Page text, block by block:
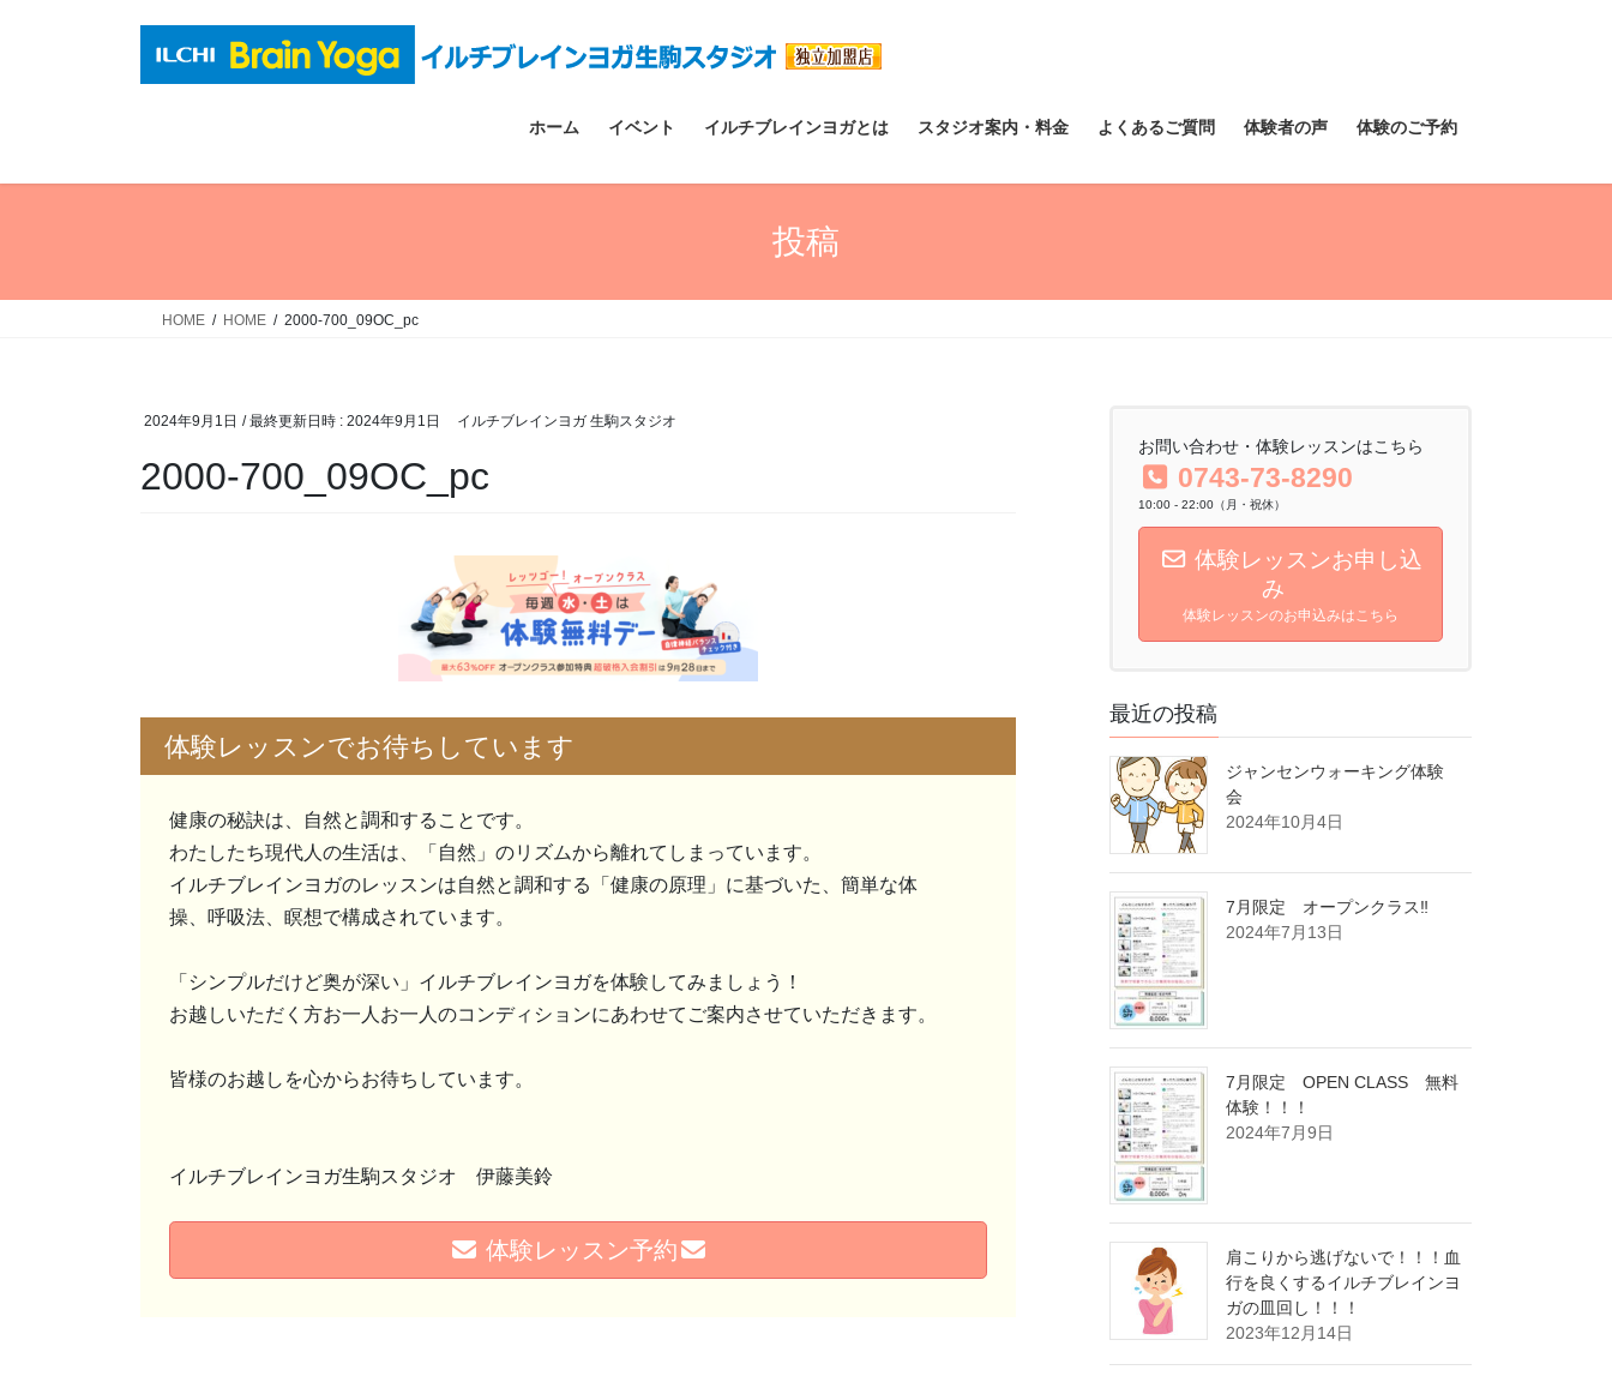
ス
ン
ホーム イベント イルチブレインヨガとは スタジオ案内・料金 よくあるご質問 体験者の声 体験のご予約
投稿
HOME HOME 2000-700_09OC_pc
2024年9月1日 / 最終更新日時 : 2024年9月1日 イルチブレインヨガ 生駒スタジオ
2000-700_09OC_pc
体験レッスンでお待ちしています
健康の秘訣は、自然と調和することです。
わたしたち現代人の生活は、「自然」のリズムから離れてしまっています。
イルチブレインヨガのレッスンは自然と調和する「健康の原理」に基づいた、簡単な体
操、呼吸法、瞑想で構成されています。
「シンプルだけど奥が深い」イルチブレインヨガを体験してみましょう！
お越しいただく方お一人お一人のコンディションにあわせてご案内させていただきます。
皆様のお越しを心からお待ちしています。
イルチブレインヨガ生駒スタジオ 伊藤美鈴
体験レッスン予約
お問い合わせ・体験レッスンはこちら
0743-73-8290
10:00 - 22:00（月・祝休）
体験レッスンお申し込
み
体験レッスンのお申込みはこちら
最近の投稿
ジャンセンウォーキング体験
会
2024年10月4日
7月限定 オープンクラス‼
2024年7月13日
7月限定 OPEN CLASS 無料
体験！！！
2024年7月9日
肩こりから逃げないで！！！血
行を良くするイルチブレインヨ
ガの皿回し！！！
2023年12月14日